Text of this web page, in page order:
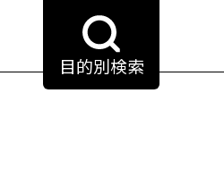
目的別検索